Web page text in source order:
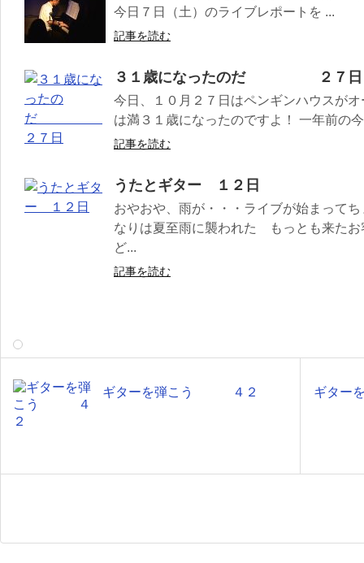
今日７日（土）のライブレポートを ...
記事を読む
３１歳になったのだ ２７日
今日、１０月２７日はペンギンハウスが
は満３１歳になったのですよ！ 一年前の
記事を読む
うたとギター １２日
おやおや、雨が・・・ライブが始まって
なりは夏至雨に襲われた もっとも来たお
ど...
記事を読む
ギターを弾こう ４２ ギタ